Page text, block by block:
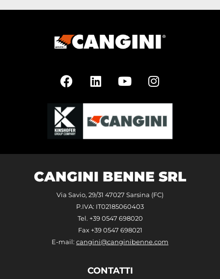
CANGINI BENNE SRL
Via Savio, 29/31 47027 Sarsina (FC)
P.IVA: IT02185060403
Tel. +39 0547 698020
Fax +39 0547 698021
E-mail: cangini@canginibenne.com
CONTATTI